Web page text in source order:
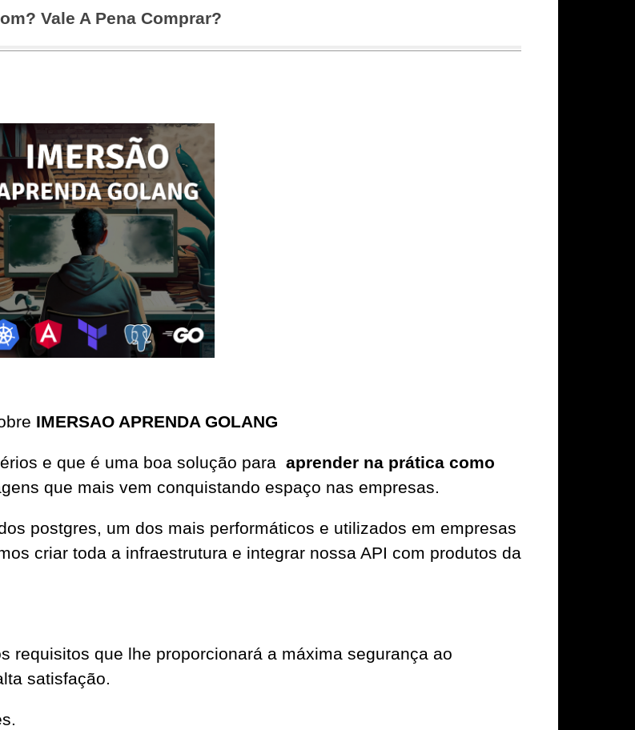
Vale A Pena Comprar?
IMERSAO APRENDA GOLANG
e que é uma boa solução para aprender na prática como
que mais vem conquistando espaço nas empresas.
postgres, um dos mais performáticos e utilizados em empresas
criar toda a infraestrutura e integrar nossa API com produtos da
requisitos que lhe proporcionará a máxima segurança ao
satisfação.